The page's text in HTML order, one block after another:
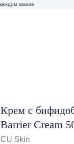
Крем с
Barrier Cream
CU Skin